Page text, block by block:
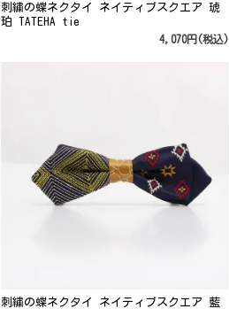
刺繍の蝶ネクタイ ネイティブスクエア 琥
珀 TATEHA tie
4,070円(税込)
刺繍の蝶ネクタイ ネイティブスクエア 藍